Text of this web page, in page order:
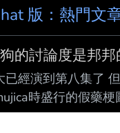
版：熱門文
的討論度是邦
已經演到第八集了
時盛行的假藥梗
mygo前邦邦也只能